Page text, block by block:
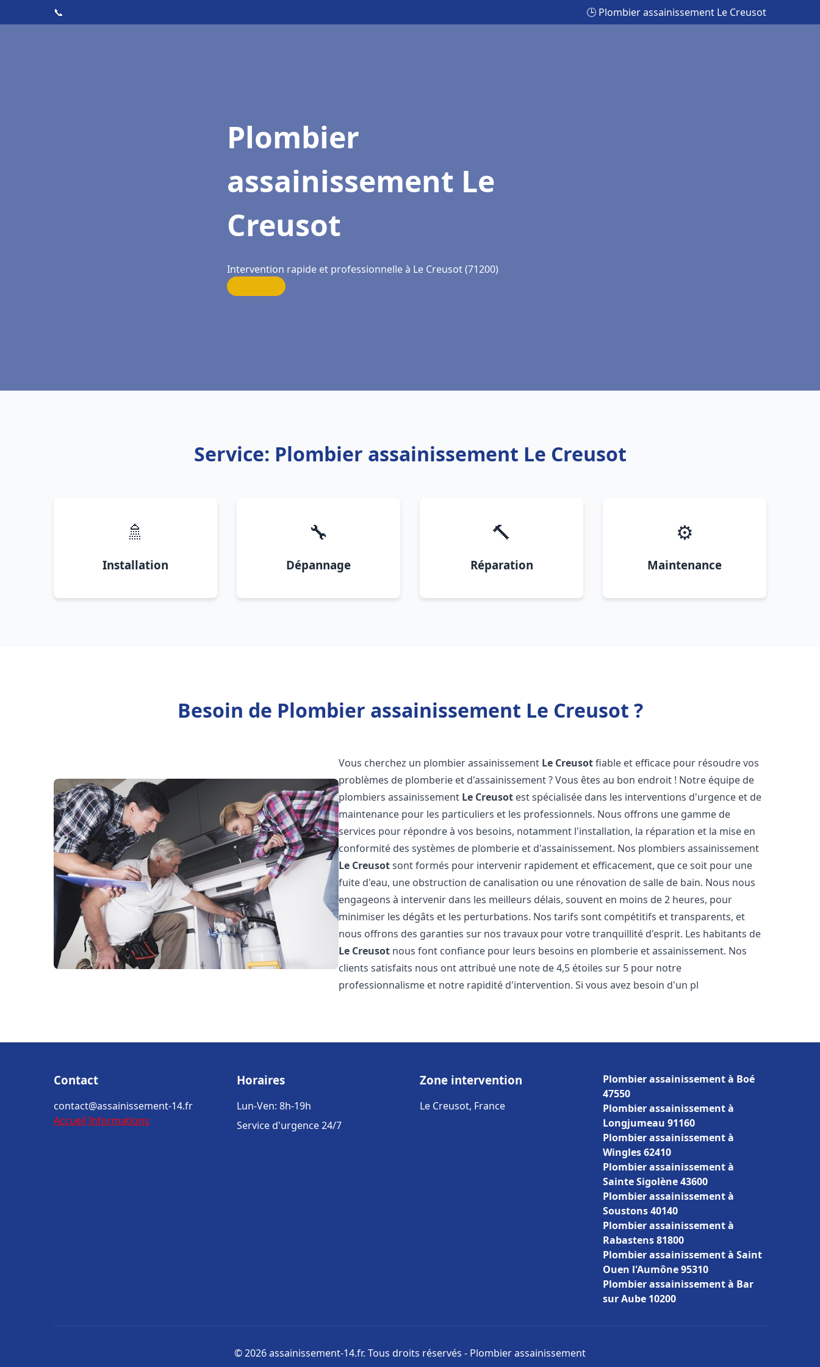
📞 🕒 Plombier assainissement Le Creusot
Plombier
assainissement Le
Creusot
Intervention rapide et professionnelle à Le Creusot (71200)
Service: Plombier assainissement Le Creusot
🚿
Installation
🔧
Dépannage
🔨
Réparation
⚙️
Maintenance
Besoin de Plombier assainissement Le Creusot ?
Vous cherchez un plombier assainissement Le Creusotfiable et efficace pour résoudre vos
problèmes de plomberie et d'assainissement ? Vous êtes au bon endroit ! Notre équipe de
plombiers assainissement Le Creusot est spécialisée dans les interventions d'urgence et de
maintenance pour les particuliers et les professionnels. Nous offrons une gamme de
services pour répondre à vos besoins, notamment l'installation, la réparation et la mise en
conformité des systèmes de plomberie et d'assainissement. Nos plombiers assainissement
Le Creusotsont formés pour intervenir rapidement et efficacement, que ce soit pour une
fuite d'eau, une obstruction de canalisation ou une rénovation de salle de bain. Nous nous
engageons à intervenir dans les meilleurs délais, souvent en moins de 2 heures, pour
minimiser les dégâts et les perturbations. Nos tarifs sont compétitifs et transparents, et
nous offrons des garanties sur nos travaux pour votre tranquillité d'esprit. Les habitants de
Le Creusot nous font confiance pour leurs besoins en plomberie et assainissement. Nos
clients satisfaits nous ont attribué une note de 4,5 étoiles sur 5 pour notre
professionnalisme et notre rapidité d'intervention. Si vous avez besoin d'un pl
Contact
contact@assainissement-14.fr
Accueil Informations
Horaires
Lun-Ven: 8h-19h
Service d'urgence 24/7
Zone intervention
Le Creusot, France
Plombier assainissement à Boé
47550
Plombier assainissement à
Longjumeau 91160
Plombier assainissement à
Wingles 62410
Plombier assainissement à
Sainte Sigolène 43600
Plombier assainissement à
Soustons 40140
Plombier assainissement à
Rabastens 81800
Plombier assainissement à Saint
Ouen l'Aumône 95310
Plombier assainissement à Bar
sur Aube 10200
© 2026 assainissement-14.fr. Tous droits réservés - Plombier assainissement